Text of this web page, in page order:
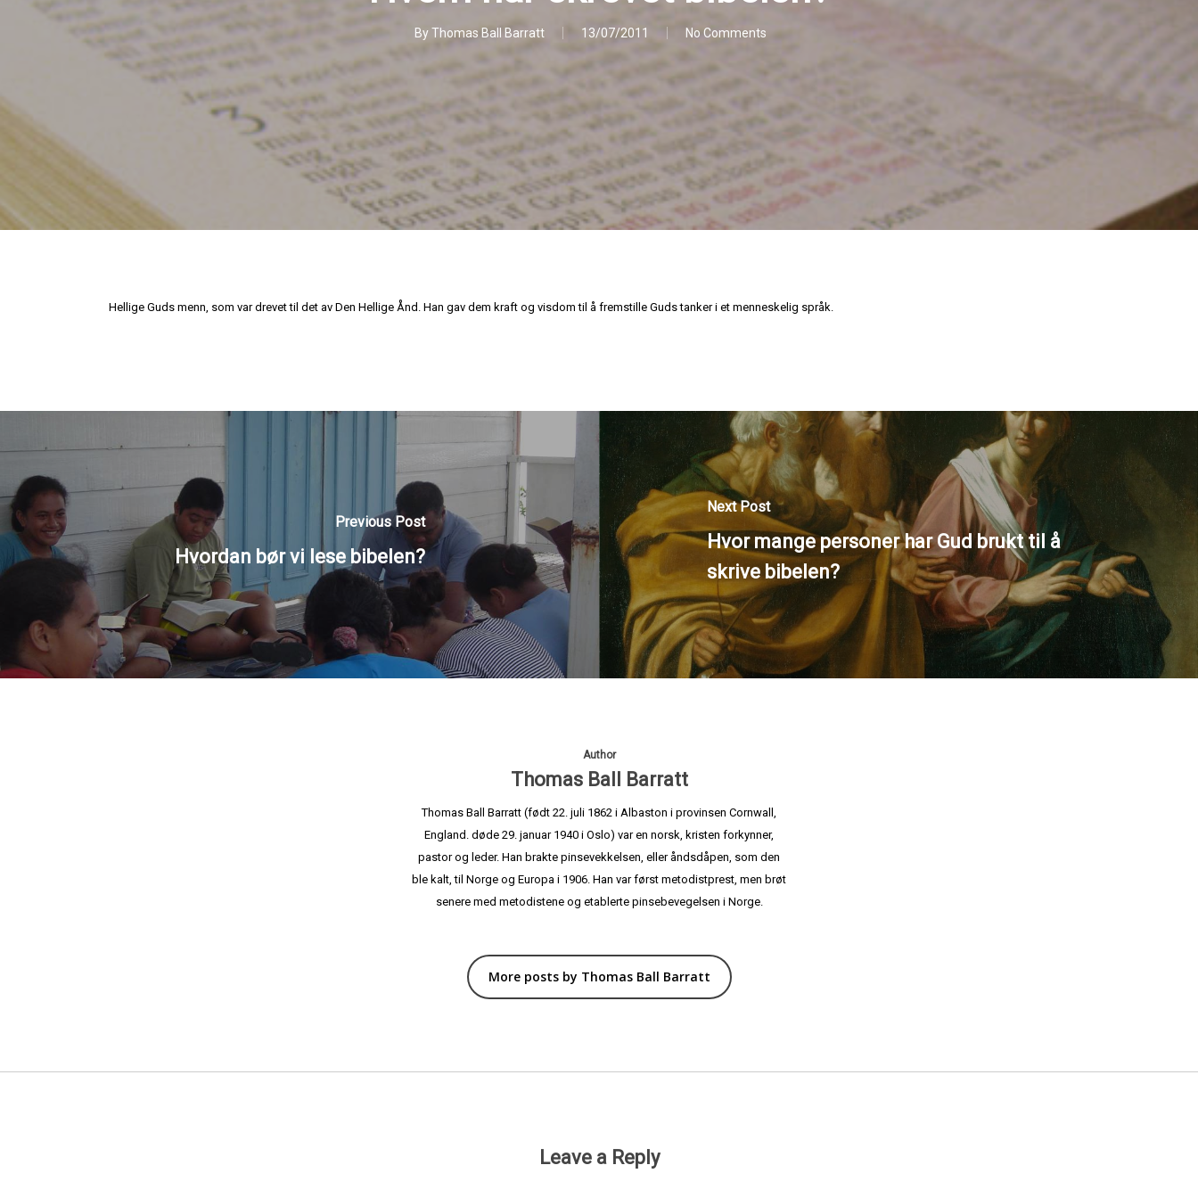
By Thomas Ball Barratt 13/07/2011 No Comments
Hellige Guds menn, som var drevet til det av Den Hellige Ånd. Han gav dem kraft og visdom til å fremstille Guds tanker i et menneskelig språk.
Previous Post
Hvordan bør vi lese bibelen?
Next Post
Hvor mange personer har Gud brukt til å
skrive bibelen?
Author
Thomas Ball Barratt
Thomas Ball Barratt (født 22. juli 1862 i Albaston i provinsen Cornwall,
England. døde 29. januar 1940 i Oslo) var en norsk, kristen forkynner,
pastor og leder. Han brakte pinsevekkelsen, eller åndsdåpen, som den
ble kalt, til Norge og Europa i 1906. Han var først metodistprest, men brøt
senere med metodistene og etablerte pinsebevegelsen i Norge.
More posts by Thomas Ball Barratt
Leave a Reply